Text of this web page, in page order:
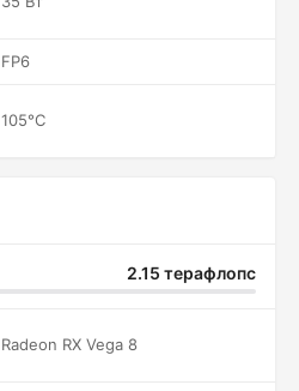
FP6
105°C
2.15 терафлопс
Radeon RX Vega 8